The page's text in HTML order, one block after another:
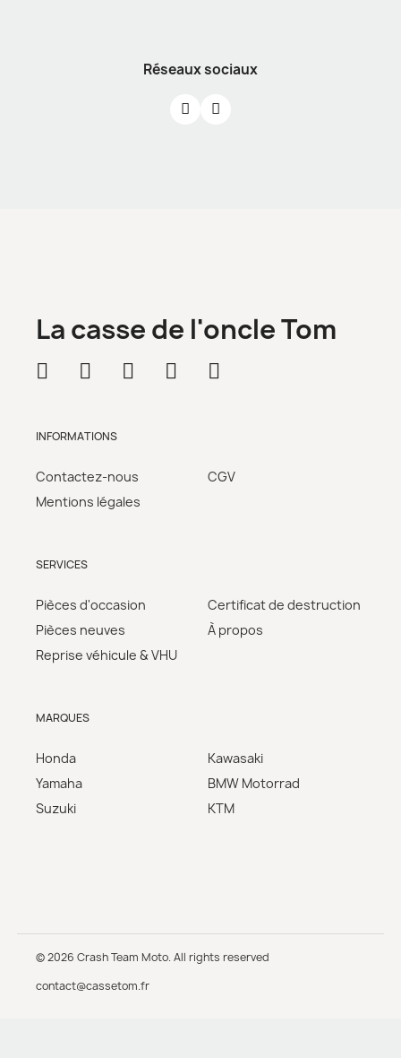
Réseaux sociaux
La casse de l'oncle Tom
INFORMATIONS
Contactez-nous
Mentions légales
CGV
SERVICES
Pièces d'occasion
Pièces neuves
Reprise véhicule & VHU
Certificat de destruction
À propos
MARQUES
Honda
Yamaha
Suzuki
Kawasaki
BMW Motorrad
KTM
© 2026 Crash Team Moto. All rights reserved
contact@cassetom.fr